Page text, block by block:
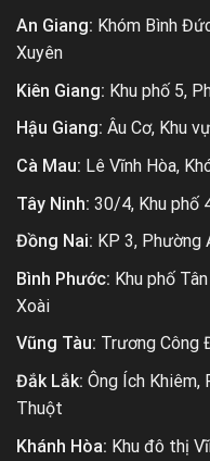
An Giang: Khóm Bình
Xuyên
Kiên Giang: Khu phố 5,
Hậu Giang: Âu Cơ, Khu
Cà Mau: Lê Vĩnh Hòa,
Tây Ninh: 30/4, Khu phố
Đồng Nai: KP 3, Phường
Bình Phước: Khu phố
Xoài
Vũng Tàu: Trương Công
Đắk Lắk: Ông Ích Khiêm,
Thuột
Khánh Hòa: Khu đô thị